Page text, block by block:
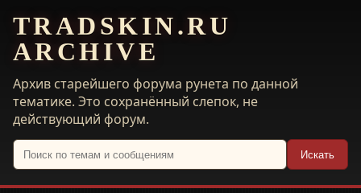
TRADSKIN.RU
ARCHIVE
Архив старейшего форума рунета по данной
тематике. Это сохранённый слепок, не
действующий форум.
Искать